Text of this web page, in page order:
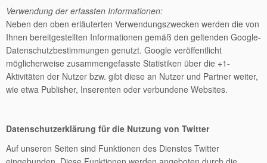
Verwendung der erfassten Informationen:
Neben den oben erläuterten Verwendungszwecken werden die von
Ihnen bereitgestellten Informationen gemäß den geltenden Google-
Datenschutzbestimmungen genutzt. Google veröffentlicht
möglicherweise zusammengefasste Statistiken über die +1-
Aktivitäten der Nutzer bzw. gibt diese an Nutzer und Partner weiter,
wie etwa Publisher, Inserenten oder verbundene Websites.
Datenschutzerklärung für die Nutzung von Twitter
Auf unseren Seiten sind Funktionen des Dienstes Twitter